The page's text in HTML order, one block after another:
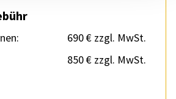
690 € zzgl. MwSt.
850 € zzgl. MwSt.